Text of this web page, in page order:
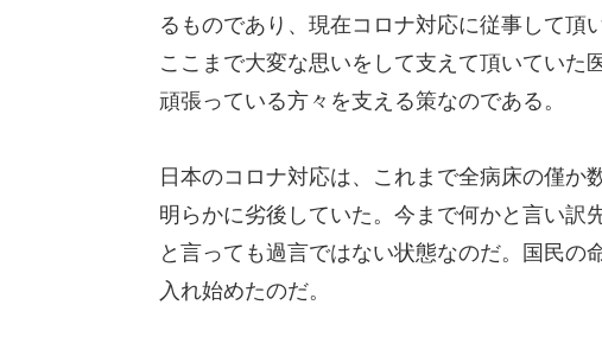
るものであり、現在コロナ対応に従事して頂
ここまで大変な思いをして支えて頂いていた
頑張っている方々を支える策なのである。
日本のコロナ対応は、これまで全病床の僅か
明らかに劣後していた。今まで何かと言い訳
と言っても過言ではない状態なのだ。国民の
入れ始めたのだ。